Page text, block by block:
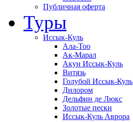
Публичная оферта
Туры
Иссык-Куль
Ала-Тоо
Ак-Марал
Акун Иссык-Куль
Витязь
Голубой Иссык-Куль
Дилором
Дельфин де Люкс
Золотые пески
Иссык-Куль Аврора